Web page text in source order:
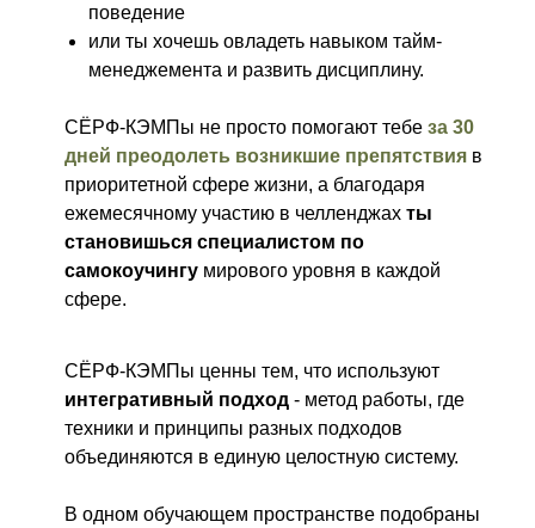
поведение
или ты хочешь овладеть навыком тайм-
менеджемента и развить дисциплину.
СЁРФ-КЭМПы не просто помогают тебе за 30
дней преодолеть возникшие препятствия в
приоритетной сфере жизни, а благодаря
ежемесячному участию в челленджах ты
становишься специалистом по
самокоучингу мирового уровня в каждой
сфере.
СЁРФ-КЭМПы ценны тем, что используют
интегративный подход - метод работы, где
техники и принципы разных подходов
объединяются в единую целостную систему.
В одном обучающем пространстве подобраны